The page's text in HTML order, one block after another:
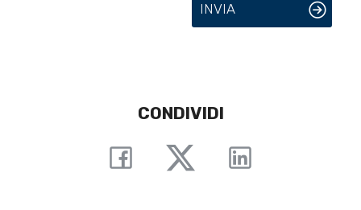
INVIA
CONDIVIDI